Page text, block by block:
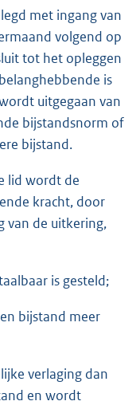
met ingang van
volgend op
tot het opleggen
is
uitgegaan van
bijstandsnorm of
bijstand.
lid wordt de
kracht, door
van de uitkering,
is gesteld;
bijstand meer
verlaging dan
en wordt